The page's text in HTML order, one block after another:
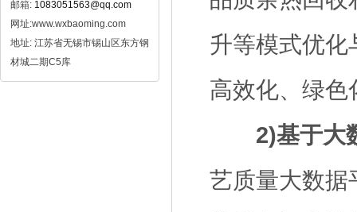
邮箱: 1083051563@qq.com
网址:www.wxbaoming.com
地址: 江苏省无锡市锡山区东方钢
材城二期C5库
升等模式优化
高效化、绿色
2)基于大
艺质量大数据